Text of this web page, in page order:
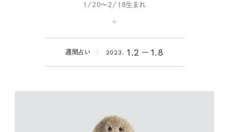
1/20～2/18生まれ
週間占い 2023. 1.2 1.8